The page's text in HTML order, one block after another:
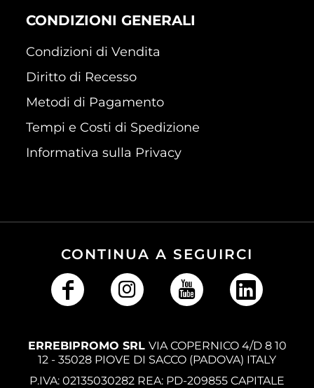
CONDIZIONI GENERALI
Condizioni di Vendita
Diritto di Recesso
Metodi di Pagamento
Tempi e Costi di Spedizione
Informativa sulla Privacy
CONTINUA A SEGUIRCI
ERREBIPROMO SRL VIA COPERNICO 4/D 8 10
12 - 35028 PIOVE DI SACCO (PADOVA) ITALY
P.IVA: 02135030282 REA: PD-209855 CAPITALE